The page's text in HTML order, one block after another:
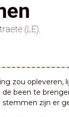
(LE).
zou opleveren,
de been te
stemmen zijn er